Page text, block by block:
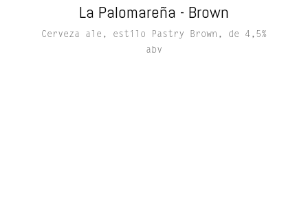
La Palomareña - Brown
Cerveza ale, estilo Pastry Brown, de 4,5%
abv